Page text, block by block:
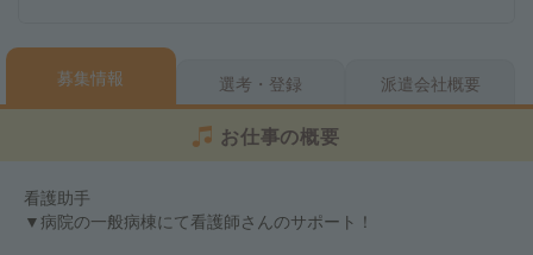
募集情報 選考・登録 派遣会社概要
お仕事の概要
看護助手
▼病院の一般病棟にて看護師さんのサポート！